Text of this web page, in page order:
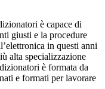
è capace di
giusti e la procedure
in questi anni
alta specializzazione
è formata da
e formati per lavorare